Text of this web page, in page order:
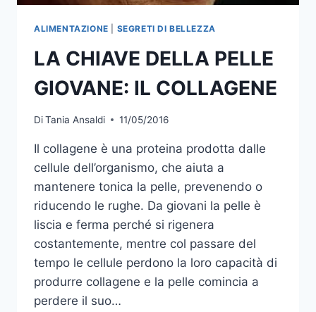
ALIMENTAZIONE SEGRETI DI BELLEZZA
LA CHIAVE DELLA PELLE
GIOVANE: IL COLLAGENE
DiTania Ansaldi 11/05/2016
Il collagene è una proteina prodotta dalle
cellule dell’organismo, che aiuta a
mantenere tonica la pelle, prevenendo o
riducendo le rughe. Da giovani la pelle è
liscia e ferma perché si rigenera
costantemente, mentre col passare del
tempo le cellule perdono la loro capacità di
produrre collagene e la pelle comincia a
perdere il suo…